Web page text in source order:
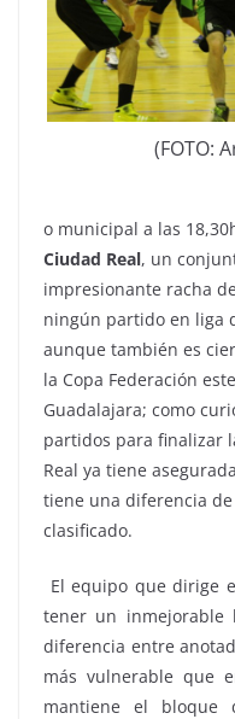
(FOTO:
o municipal a las
Ciudad Real, un
impresionante racha
ningún partido en liga
aunque también es
la Copa Federación
Guadalajara; como
partidos para finalizar
Real ya tiene
tiene una diferencia
clasificado.
El equipo que dirige
tener un inmejorable
diferencia entre
más vulnerable que
mantiene el bloque